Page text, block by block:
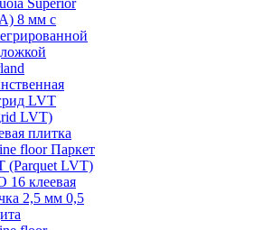
Superior
8 мм с
LVT
LVT)
плитка
floor Паркет
(Parquet LVT)
16 клеевая
2,5 мм 0,5